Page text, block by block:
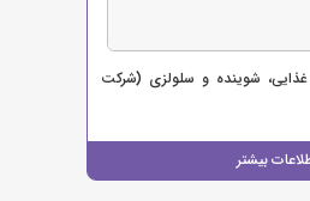
بیشتر
شوینده و سلولزی (شرکت